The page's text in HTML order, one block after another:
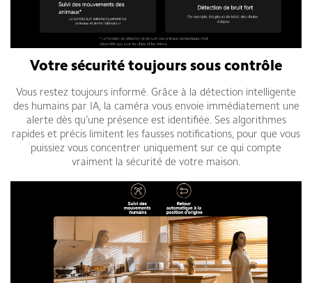
Votre sécurité toujours sous contrôle
Vous restez toujours informé. Grâce à la détection intelligente
des humains par IA, la caméra vous envoie immédiatement une
alerte dès qu’une présence est identifiée. Ses algorithmes
rapides et précis limitent les fausses notifications, pour que vous
puissiez vous concentrer uniquement sur ce qui compte
vraiment la sécurité de votre maison.